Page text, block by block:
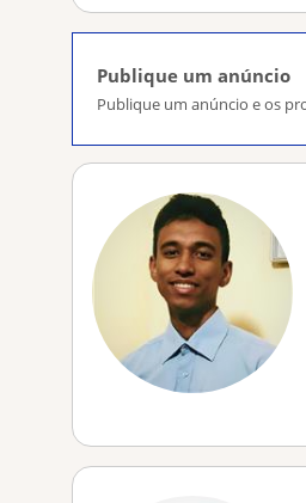
Publique um anúncio
Publique um anúncio e os